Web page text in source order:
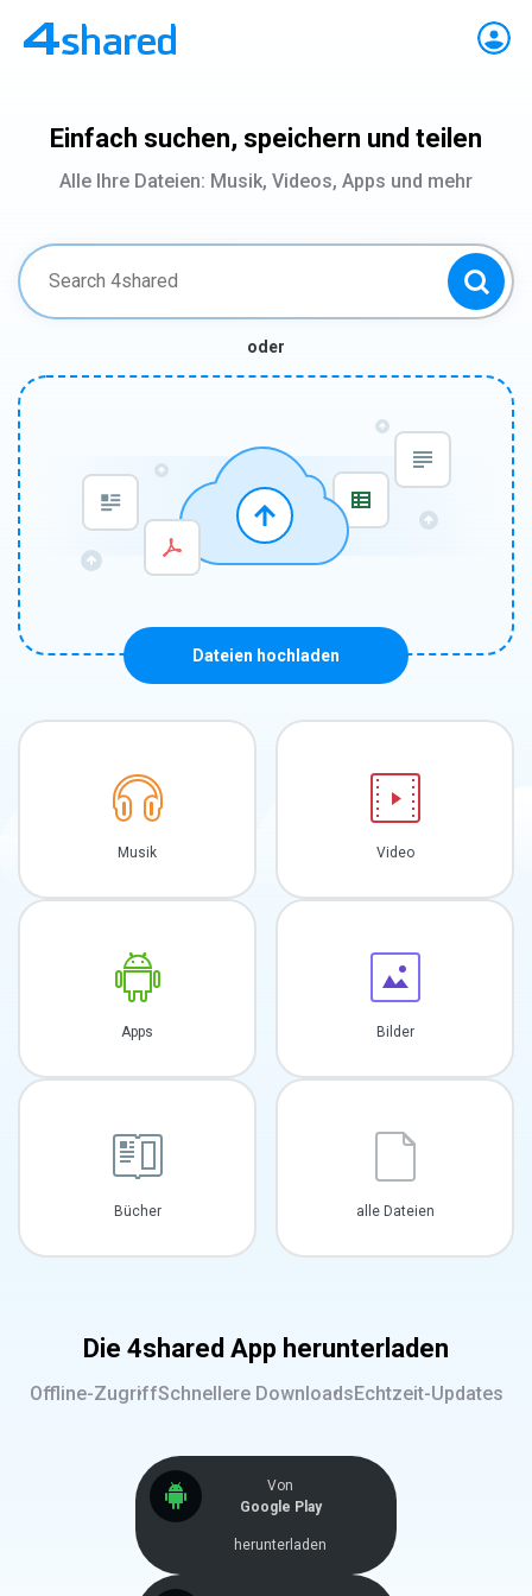
Einfach suchen, speichern und teilen
Alle Ihre Dateien: Musik, Videos, Apps und mehr
oder
Dateien hochladen
Musik Video
Apps Bilder
Bücher alle Dateien
Die 4shared App herunterladen
Offline-ZugriffSchnellere DownloadsEchtzeit-Updates
Von
Google Play
herunterladen